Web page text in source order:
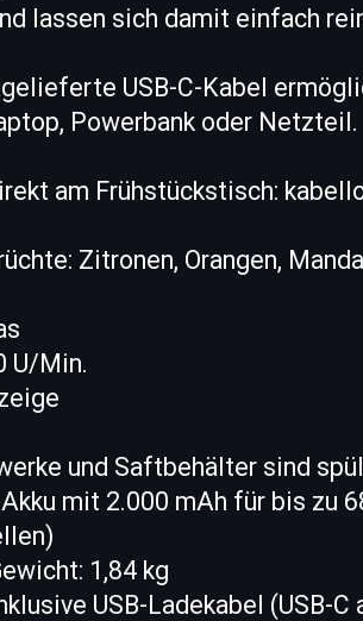
lassen sich damit einfach
USB-C-Kabel
Powerbank oder Netzteil.
am Frühstückstisch:
Zitronen, Orangen,
U/Min.
und Saftbehälter sind
mit 2.000 mAh für bis zu
1,84 kg
USB-Ladekabel (USB-C